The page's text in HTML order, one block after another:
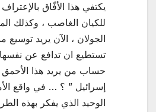
يكتفي هذا الأفّاق
للكيان الغاصب ، وكذلك
الجولان ، الآن يريد توسيع
تستطيع ان تدافع عن
حساب من يريد هذا
إسرائيل ” ؟ … في واقع
الوحيد الذي يفكر بهذه